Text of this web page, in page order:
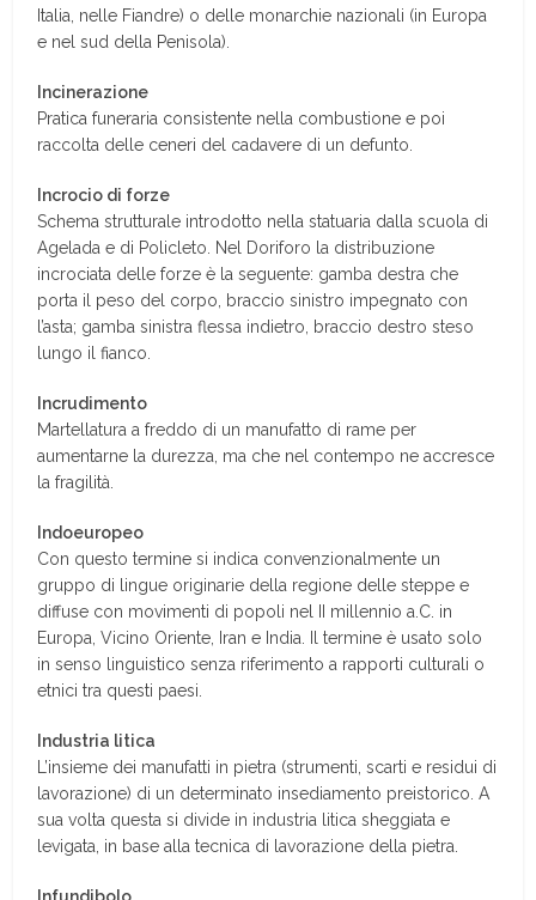
Italia, nelle Fiandre) o delle monarchie nazionali (in Europa
e nel sud della Penisola).
Incinerazione
Pratica funeraria consistente nella combustione e poi
raccolta delle ceneri del cadavere di un defunto.
Incrocio di forze
Schema strutturale introdotto nella statuaria dalla scuola di
Agelada e di Policleto. Nel Doriforo la distribuzione
incrociata delle forze è la seguente: gamba destra che
porta il peso del corpo, braccio sinistro impegnato con
l’asta; gamba sinistra flessa indietro, braccio destro steso
lungo il fianco.
Incrudimento
Martellatura a freddo di un manufatto di rame per
aumentarne la durezza, ma che nel contempo ne accresce
la fragilità.
Indoeuropeo
Con questo termine si indica convenzionalmente un
gruppo di lingue originarie della regione delle steppe e
diffuse con movimenti di popoli nel II millennio a.C. in
Europa, Vicino Oriente, Iran e India. Il termine è usato solo
in senso linguistico senza riferimento a rapporti culturali o
etnici tra questi paesi.
Industria litica
L’insieme dei manufatti in pietra (strumenti, scarti e residui di
lavorazione) di un determinato insediamento preistorico. A
sua volta questa si divide in industria litica sheggiata e
levigata, in base alla tecnica di lavorazione della pietra.